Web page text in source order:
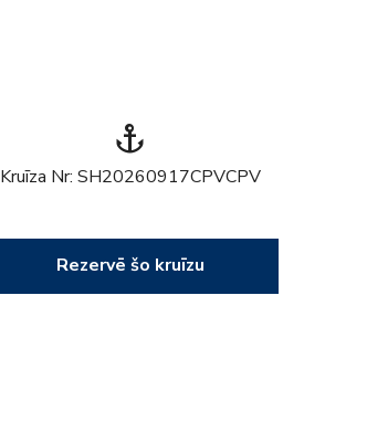
anchor
Kruīza Nr: SH20260917CPVCPV
Rezervē šo kruīzu